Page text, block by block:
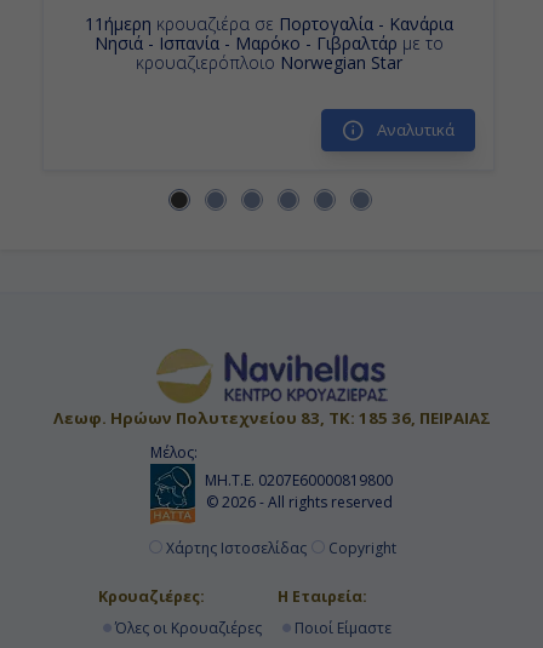
Κρουαζιερες Πορτογαλια
Κρουαζιερα Λας Παλμας Γκραν Καναρια
11ήμερη κρουαζιέρα σε Πορτογαλία - Κανάρια
Νησιά - Ισπανία - Μαρόκο - Γιβραλτάρ με το
κρουαζιερόπλοιο Norwegian Star
Αναλυτικά
Λεωφ. Ηρώων Πολυτεχνείου 83, ΤΚ: 185 36, ΠΕΙΡΑΙΑΣ
Μέλος:
ΜΗ.Τ.Ε. 0207Ε60000819800
© 2026 - All rights reserved
Χάρτης Ιστοσελίδας Copyright
Κρουαζιέρες:
Όλες οι Κρουαζιέρες
Η Εταιρεία:
Ποιοί Είμαστε